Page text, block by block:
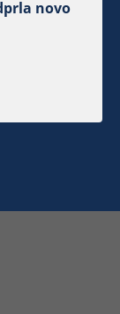
novo